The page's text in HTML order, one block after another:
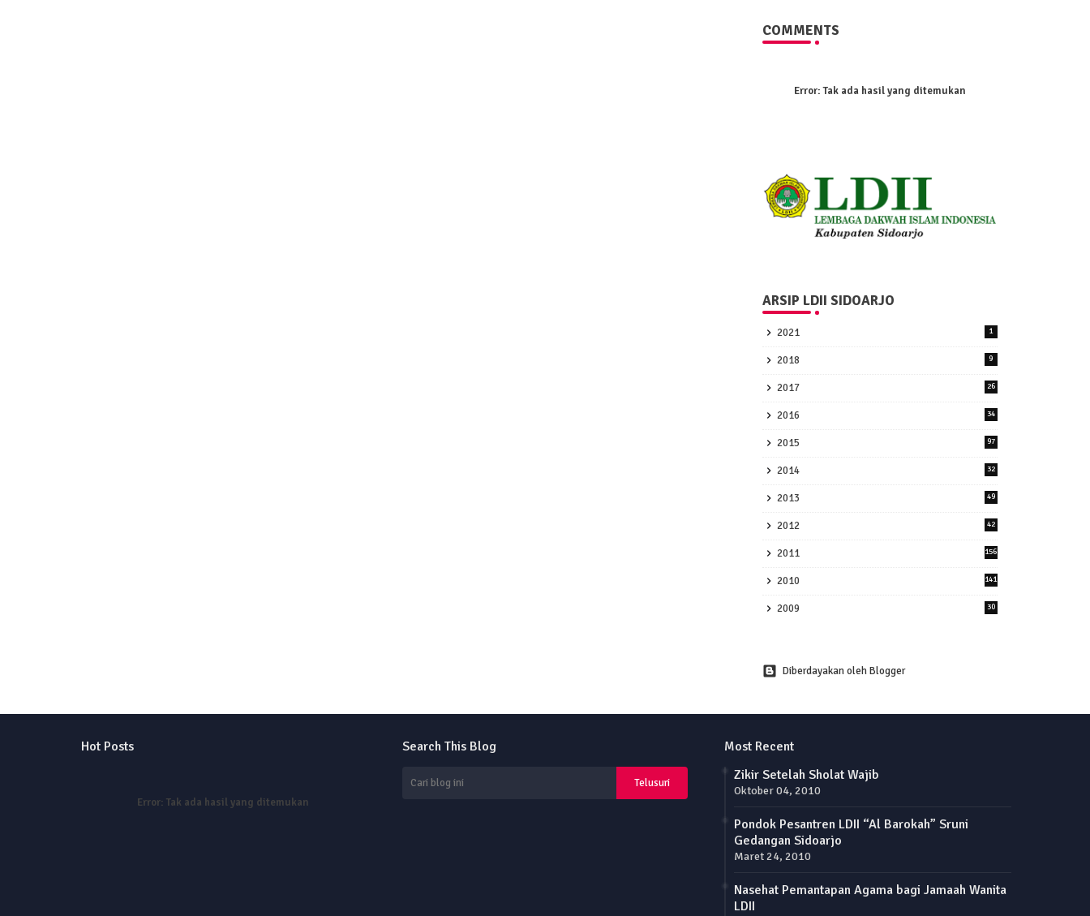
COMMENTS
Error:Tak ada hasil yang ditemukan
ARSIP LDII SIDOARJO
2021 1
2018 9
2017 26
2016 34
2015 97
2014 32
2013 49
2012 42
2011 156
2010 141
2009 30
Diberdayakan oleh Blogger
Hot Posts
Error: Tak ada hasil yang ditemukan
Search This Blog
Most Recent
Zikir Setelah Sholat Wajib
Oktober 04, 2010
Pondok Pesantren LDII “Al Barokah” Sruni
Gedangan Sidoarjo
Maret 24, 2010
Nasehat Pemantapan Agama bagi Jamaah Wanita
LDII